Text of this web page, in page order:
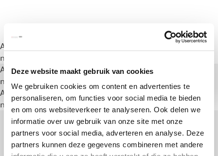
Deze website maakt gebruik van cookies
We gebruiken cookies om content en advertenties te
personaliseren, om functies voor social media te bieden
en om ons websiteverkeer te analyseren. Ook delen we
informatie over uw gebruik van onze site met onze
partners voor social media, adverteren en analyse. Deze
partners kunnen deze gegevens combineren met andere
A rendering error occurred:
a.substring(...).replaceAll is
not a function
A rendering error occurred:a.substring(...).replaceAll is
not a function
A rendering error occurred:
a.substring(...).replaceAll is
not a function